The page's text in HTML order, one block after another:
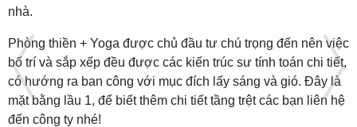
nhà.
Phòng thiền + Yoga được chủ đầu tư chú trọng đến nên việc
bố trí và sắp xếp đều được các kiến trúc sư tính toán chi tiết,
có hướng ra ban công với mục đích lấy sáng và gió. Đây là
mặt bằng lầu 1, để biết thêm chi tiết tầng trệt các bạn liên hệ
đến công ty nhé!